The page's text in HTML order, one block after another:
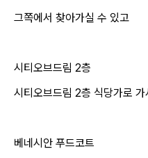
그쪽에서 찾아가실 수 있고
시티오브드림 2층
시티오브드림 2층 식당가로
베네시안 푸드코트